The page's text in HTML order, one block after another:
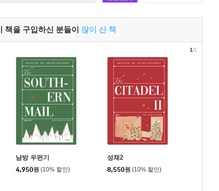
책을 구입하신 분들이 많이 산 책
남방 우편기
4,950원 (10% 할인)
성채2
8,550원 (10% 할인)
1/1